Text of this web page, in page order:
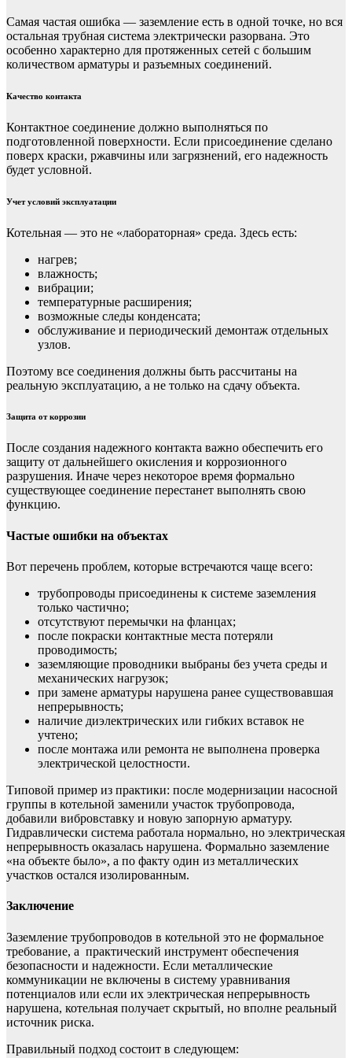
Самая частая ошибка — заземление есть в одной точке, но вся
остальная трубная система электрически разорвана. Это
особенно характерно для протяженных сетей с большим
количеством арматуры и разъемных соединений.
Качество контакта
Контактное соединение должно выполняться по
подготовленной поверхности. Если присоединение сделано
поверх краски, ржавчины или загрязнений, его надежность
будет условной.
Учет условий эксплуатации
Котельная — это не «лабораторная» среда. Здесь есть:
нагрев;
влажность;
вибрации;
температурные расширения;
возможные следы конденсата;
обслуживание и периодический демонтаж отдельных
узлов.
Поэтому все соединения должны быть рассчитаны на
реальную эксплуатацию, а не только на сдачу объекта.
Защита от коррозии
После создания надежного контакта важно обеспечить его
защиту от дальнейшего окисления и коррозионного
разрушения. Иначе через некоторое время формально
существующее соединение перестанет выполнять свою
функцию.
Частые ошибки на объектах
Вот перечень проблем, которые встречаются чаще всего:
трубопроводы присоединены к системе заземления
только частично;
отсутствуют перемычки на фланцах;
после покраски контактные места потеряли
проводимость;
заземляющие проводники выбраны без учета среды и
механических нагрузок;
при замене арматуры нарушена ранее существовавшая
непрерывность;
наличие диэлектрических или гибких вставок не
учтено;
после монтажа или ремонта не выполнена проверка
электрической целостности.
Типовой пример из практики: после модернизации насосной
группы в котельной заменили участок трубопровода,
добавили вибровставку и новую запорную арматуру.
Гидравлически система работала нормально, но электрическая
непрерывность оказалась нарушена. Формально заземление
«на объекте было», а по факту один из металлических
участков остался изолированным.
Заключение
Заземление трубопроводов в котельной это не формальное
требование, а практический инструмент обеспечения
безопасности и надежности. Если металлические
коммуникации не включены в систему уравнивания
потенциалов или если их электрическая непрерывность
нарушена, котельная получает скрытый, но вполне реальный
источник риска.
Правильный подход состоит в следующем: